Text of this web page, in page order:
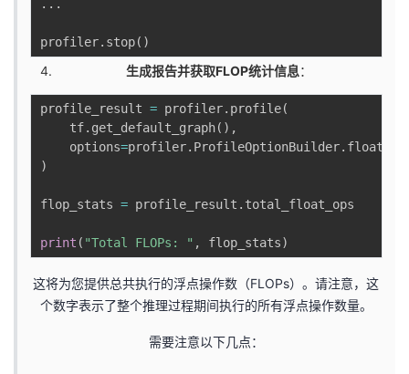
. . .
profiler. stop( )
生成报告并获取FLOP统计信息：
profile_result = profiler. profile(
    tf
. get_default_graph( ) ,
    options
=profiler. ProfileOptionBuilder.
)
flop_stats = profile_result . total_float_ops
print ( "Total FLOPs: " , flop_stats)
这将为您提供总共执行的浮点操作数（FLOPs）。请注意，这
个数字表示了整个推理过程期间执行的所有浮点操作数量。
需要注意以下几点：